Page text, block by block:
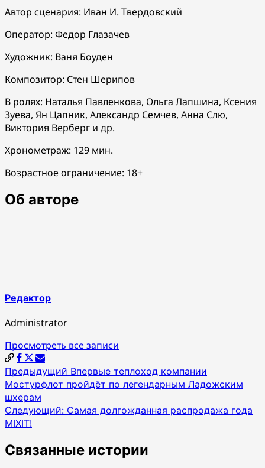
Автор сценария: Иван И. Твердовский
Оператор: Федор Глазачев
Художник: Ваня Боуден
Композитор: Стен Шерипов
В ролях: Наталья Павленкова, Ольга Лапшина, Ксения
Зуева, Ян Цапник, Александр Семчев, Анна Слю,
Виктория Верберг и др.
Хронометраж: 129 мин.
Возрастное ограничение: 18+
Об авторе
Редактор
Administrator
Просмотреть все записи
Навигация
по
записям
Предыдущий Впервые теплоход компании
Мостурфлот пройдёт по легендарным Ладожским
шхерам
Следующий: Самая долгожданная распродажа года
MIXIT!
Связанные истории